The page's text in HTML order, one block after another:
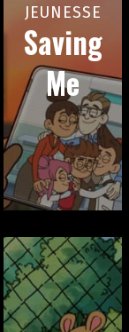
JEUNESSE
Saving
Me